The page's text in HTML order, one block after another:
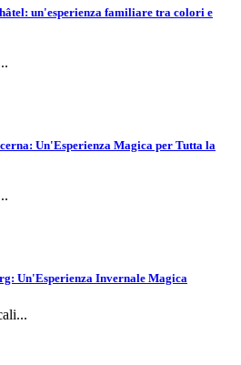
un'esperienza familiare tra colori e
Un'Esperienza Magica per Tutta la
Un'Esperienza Invernale Magica